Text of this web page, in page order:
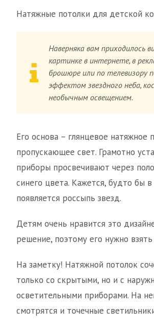
Натяжные потолки для детской
Наверняка вам приходилось
картинке в интернете, в
брошюре или по телевизору
эффектом звездного неба,
необычным освещением.
Его основа – глянцевое натяжное
пропускающее свет. Грамотно
приборы просвечивают через
синего цвета. Кажется, будто бы
появляется россыпь звезд.
Детям очень нравится это
решение, поэтому его нужно взять
На заметку! Натяжной потолок
только со скрытыми, но и с
осветительными приборами. На
смотрятся и точечные